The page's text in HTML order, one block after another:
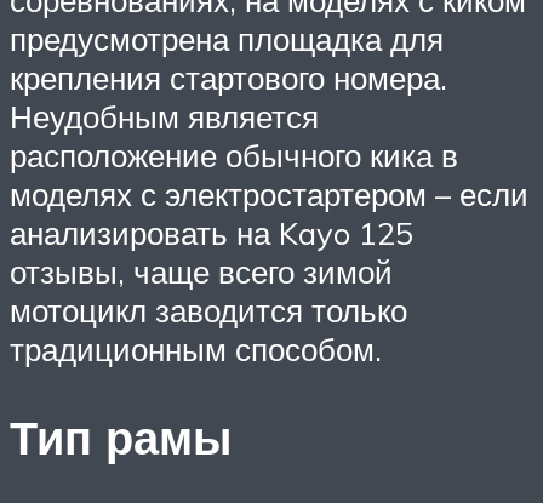
предусмотрена площадка для
крепления стартового номера.
Неудобным является
расположение обычного кика в
моделях с электростартером – если
анализировать на Kayo 125
отзывы, чаще всего зимой
мотоцикл заводится только
традиционным способом.
Тип рамы